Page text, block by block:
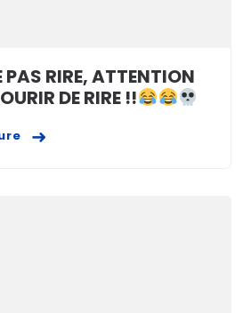
PAS RIRE, ATTENTION
DE RIRE !!